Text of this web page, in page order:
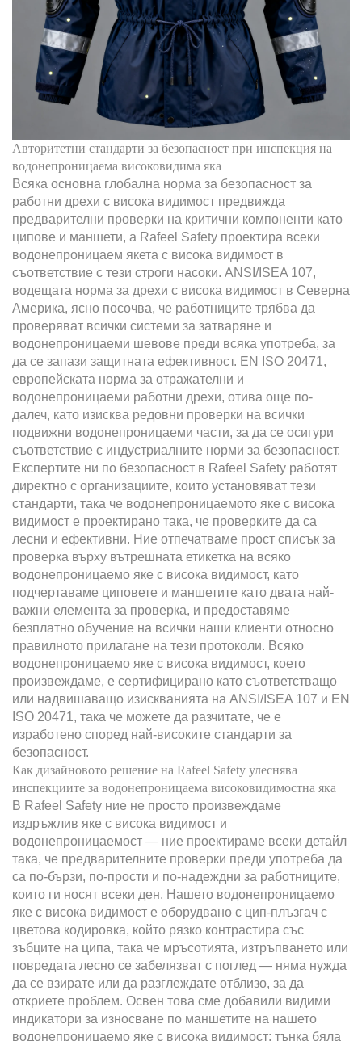
Авторитетни стандарти за безопасност при инспекция на
водонепроницаема високовидима яка
Всяка основна глобална норма за безопасност за
работни дрехи с висока видимост предвижда
предварителни проверки на критични компоненти като
ципове и маншети, а Rafeel Safety проектира всеки
водонепроницаем якета с висока видимост в
съответствие с тези строги насоки. ANSI/ISEA 107,
водещата норма за дрехи с висока видимост в Северна
Америка, ясно посочва, че работниците трябва да
проверяват всички системи за затваряне и
водонепроницаеми шевове преди всяка употреба, за
да се запази защитната ефективност. EN ISO 20471,
европейската норма за отражателни и
водонепроницаеми работни дрехи, отива още по-
далеч, като изисква редовни проверки на всички
подвижни водонепроницаеми части, за да се осигури
съответствие с индустриалните норми за безопасност.
Експертите ни по безопасност в Rafeel Safety работят
директно с организациите, които установяват тези
стандарти, така че водонепроницаемото яке с висока
видимост е проектирано така, че проверките да са
лесни и ефективни. Ние отпечатваме прост списък за
проверка върху вътрешната етикетка на всяко
водонепроницаемо яке с висока видимост, като
подчертаваме циповете и маншетите като двата най-
важни елемента за проверка, и предоставяме
безплатно обучение на всички наши клиенти относно
правилното прилагане на тези протоколи. Всяко
водонепроницаемо яке с висока видимост, което
произвеждаме, е сертифицирано като съответстващо
или надвишаващо изискванията на ANSI/ISEA 107 и EN
ISO 20471, така че можете да разчитате, че е
изработено според най-високите стандарти за
безопасност.
Как дизайновото решение на Rafeel Safety улеснява
инспекциите за водонепроницаема високовидимостна яка
В Rafeel Safety ние не просто произвеждаме
издръжлив яке с висока видимост и
водонепроницаемост — ние проектираме всеки детайл
така, че предварителните проверки преди употреба да
са по-бързи, по-прости и по-надеждни за работниците,
които ги носят всеки ден. Нашето водонепроницаемо
яке с висока видимост е оборудвано с цип-плъзгач с
цветова кодировка, който рязко контрастира със
зъбците на ципа, така че мръсотията, изтръпването или
повредата лесно се забелязват с поглед — няма нужда
да се взирате или да разглеждате отблизо, за да
откриете проблем. Освен това сме добавили видими
индикатори за износване по маншетите на нашето
водонепроницаемо яке с висока видимост: тънка бяла